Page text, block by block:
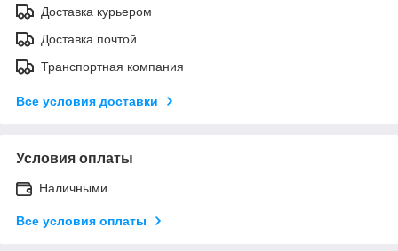
Доставка курьером
Доставка почтой
Транспортная компания
Все условия доставки
Условия оплаты
Наличными
Все условия оплаты